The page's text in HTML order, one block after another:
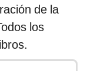
de la
los